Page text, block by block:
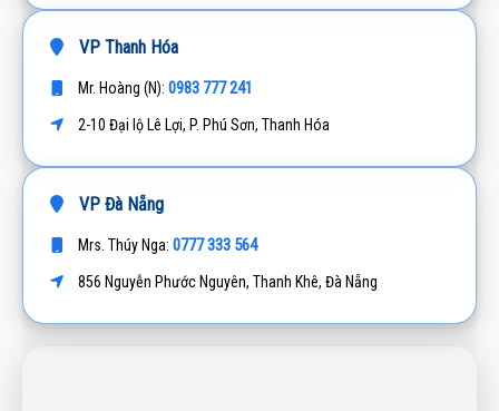
VP Thanh Hóa
Mr. Hoàng (N): 0983 777 241
2-10 Đại lộ Lê Lợi, P. Phú Sơn, Thanh Hóa
VP Đà Nẵng
Mrs. Thúy Nga: 0777 333 564
856 Nguyễn Phước Nguyên, Thanh Khê, Đà Nẵng